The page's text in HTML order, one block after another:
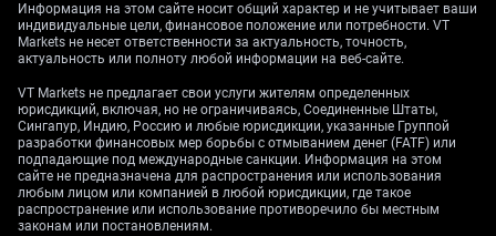
устойчивой экономики и перспектив более высоких
ставок повышает привлекательность локальной
валюты. Мы рассматриваем короткую позицию по
фьючерсам USD/COP с целью движения в район 3
850 в июле.
Улучшение ситуации на рынке труда также
фундаментально поддерживает колумбийские
акции. Усиление потребительских расходов
напрямую выгодно компаниям, входящим в индекс
Информация на этом сайте носит общий характер и не учитывает ваши
индивидуальные цели, финансовое положение или потребности. VT
Markets не несет ответственности за актуальность, точность,
актуальность или полноту любой информации на веб-сайте.
VT Markets не предлагает свои услуги жителям определенных
юрисдикций, включая, но не ограничиваясь, Соединенные Штаты,
Сингапур, Индию, Россию и любые юрисдикции, указанные Группой
разработки финансовых мер борьбы с отмыванием денег (FATF) или
подпадающие под международные санкции. Информация на этом
сайте не предназначена для распространения или использования
любым лицом или компанией в любой юрисдикции, где такое
распространение или использование противоречило бы местным
законам или постановлениям.